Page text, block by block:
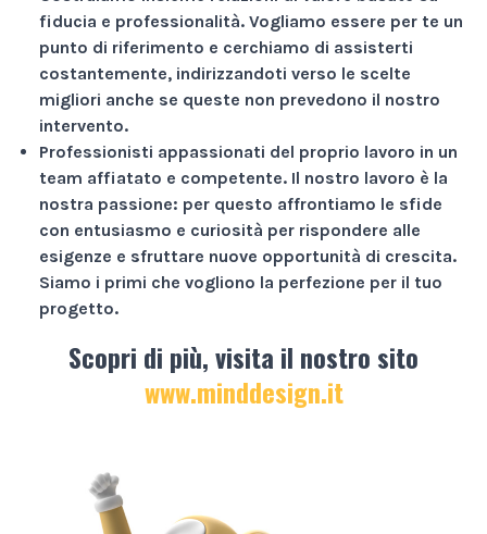
fiducia e professionalità. Vogliamo essere per te un
punto di riferimento e cerchiamo di assisterti
costantemente, indirizzandoti verso le scelte
migliori anche se queste non prevedono il nostro
intervento.
Professionisti appassionati del proprio lavoro in un
team affiatato e competente. Il nostro lavoro è la
nostra passione: per questo affrontiamo le sfide
con entusiasmo e curiosità per rispondere alle
esigenze e sfruttare nuove opportunità di crescita.
Siamo i primi che vogliono la perfezione per il tuo
progetto.
Scopri di più, visita il nostro sito
www.minddesign.it